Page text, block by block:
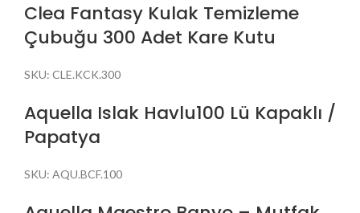
Clea Fantasy Kulak Temizleme
Çubuğu 300 Adet Kare Kutu
SKU: CLE.KCK.300
Aquella Islak Havlu100 Lü Kapaklı /
Papatya
SKU: AQU.BCF.100